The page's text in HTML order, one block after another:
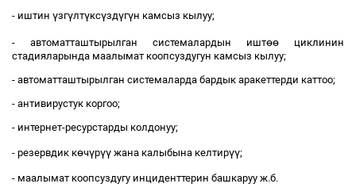
- иштин үзгүлтүксүздүгүн камсыз кылуу;
- автоматташтырылган системалардын иштөө циклинин
стадияларында маалымат коопсуздугун камсыз кылуу;
- автоматташтырылган системаларда бардык аракеттерди каттоо;
- антивирустук коргоо;
- интернет-ресурстарды колдонуу;
- резервдик көчүрүү жана калыбына келтирүү;
- маалымат коопсуздугу инциденттерин башкаруу ж.б.